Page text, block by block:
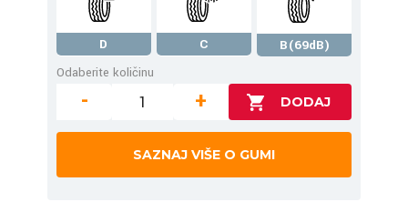
D C
B(69dB)
Odaberite količinu
- +
SAZNAJ VIŠE O GUMI